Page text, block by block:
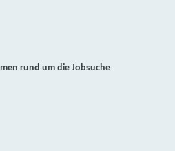
rund um die Jobsuche